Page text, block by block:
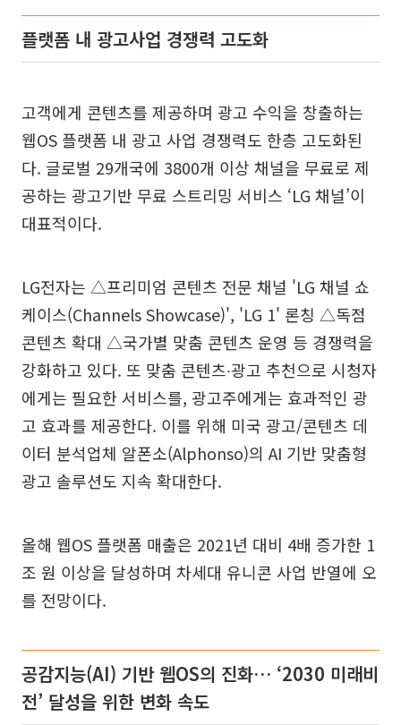
플랫폼 내 광고사업 경쟁력 고도화
고객에게 콘텐츠를 제공하며 광고 수익을 창출하는
웹OS 플랫폼 내 광고 사업 경쟁력도 한층 고도화된
다. 글로벌 29개국에 3800개 이상 채널을 무료로 제
공하는 광고기반 무료 스트리밍 서비스 ‘LG 채널’이
대표적이다.
LG전자는 △프리미엄 콘텐츠 전문 채널 'LG 채널 쇼
케이스(Channels Showcase)', 'LG 1' 론칭 △독점
콘텐츠 확대 △국가별 맞춤 콘텐츠 운영 등 경쟁력을
강화하고 있다. 또 맞춤 콘텐츠∙광고 추천으로 시청자
에게는 필요한 서비스를, 광고주에게는 효과적인 광
고 효과를 제공한다. 이를 위해 미국 광고/콘텐츠 데
이터 분석업체 알폰소(Alphonso)의 AI 기반 맞춤형
광고 솔루션도 지속 확대한다.
올해 웹OS 플랫폼 매출은 2021년 대비 4배 증가한 1
조 원 이상을 달성하며 차세대 유니콘 사업 반열에 오
를 전망이다.
공감지능(AI) 기반 웹OS의 진화… ‘2030 미래비
전’ 달성을 위한 변화 속도